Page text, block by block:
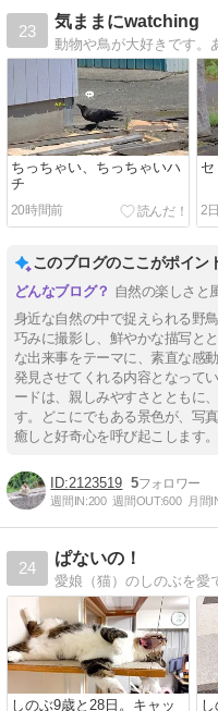
23
気ままにwatching
ちっちゃい、ちっちゃいハ
チ
20時間前
セ
2
このブログのここがポイン
自然の楽しさと
身近な自然の中で捉えられる野
巧みに撮影し、鮮やかな描写と
な出来事をテーマに、素直な感
発見させてくれる内容となって
ードは、親しみやすさとともに
す。どこにでもある景色が、写
癒しと好奇心を呼び起こします。
2123519 5
週間IN:200 週間OUT:600 月間
24
ぱないの！
愛娘（猫）のしのぶを愛
しのぶ9歳と28日。キャッ